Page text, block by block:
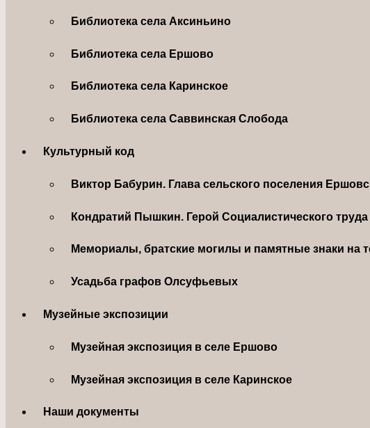
Библиотека села Аксиньино
Библиотека села Ершово
Библиотека села Каринское
Библиотека села Саввинская Слобода
Культурный код
Виктор Бабурин. Глава сельского поселения
Кондратий Пышкин. Герой Социалистического труда
Мемориалы, братские могилы и памятные знаки на
Усадьба графов Олсуфьевых
Музейные экспозиции
Музейная экспозиция в селе Ершово
Музейная экспозиция в селе Каринское
Наши документы